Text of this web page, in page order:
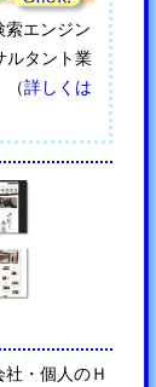
索エンジン
ルタント業
（詳しくは
社・個人のＨ